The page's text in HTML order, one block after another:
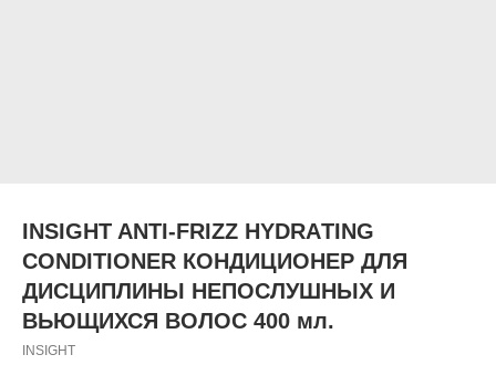
INSIGHT ANTI-FRIZZ HYDRAТING
CONDIТIONER КОНДИЦИОНЕР ДЛЯ
ДИСЦИПЛИНЫ НЕПОСЛУШНЫХ И
ВЬЮЩИХСЯ ВОЛОС 400 мл.
INSIGHT